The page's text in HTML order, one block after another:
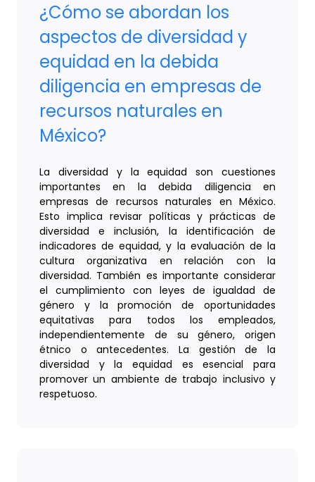
¿Cómo se abordan los
aspectos de diversidad y
equidad en la debida
diligencia en empresas de
recursos naturales en
México?
La diversidad y la equidad son cuestiones
importantes en la debida diligencia en
empresas de recursos naturales en México.
Esto implica revisar políticas y prácticas de
diversidad e inclusión, la identificación de
indicadores de equidad, y la evaluación de la
cultura organizativa en relación con la
diversidad. También es importante considerar
el cumplimiento con leyes de igualdad de
género y la promoción de oportunidades
equitativas para todos los empleados,
independientemente de su género, origen
étnico o antecedentes. La gestión de la
diversidad y la equidad es esencial para
promover un ambiente de trabajo inclusivo y
respetuoso.